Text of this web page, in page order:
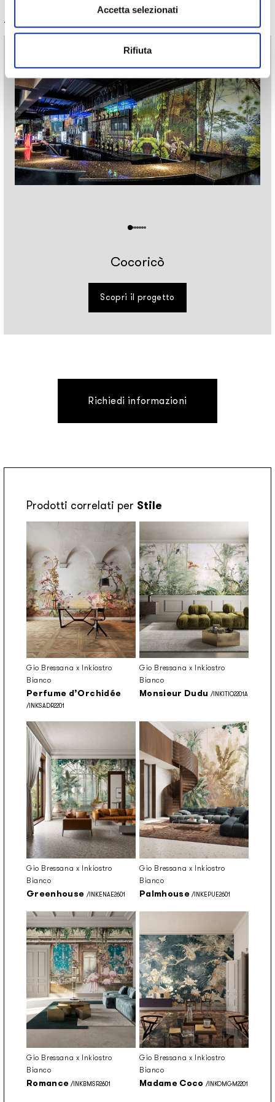
Accetta selezionati
Rifiuta
Progetto correlato
Cocoricò
Scopri il progetto
Richiedi informazioni
Prodotti correlati per Stile
Gio Bressana x Inkiostro
Bianco
Perfume d’Orchidée
/INKSADR2201
Gio Bressana x Inkiostro
Bianco
Monsieur Dudu /INKITIO2201A
Gio Bressana x Inkiostro
Bianco
Greenhouse /INKENAE2601
Gio Bressana x Inkiostro
Bianco
Palmhouse /INKEPUE2601
Gio Bressana x Inkiostro
Bianco
Romance /INKBMSR2601
Gio Bressana x Inkiostro
Bianco
Madame Coco /INKOMGM2201